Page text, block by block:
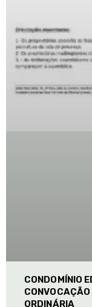
CONDOMÍNIO
ORDINÁRIA